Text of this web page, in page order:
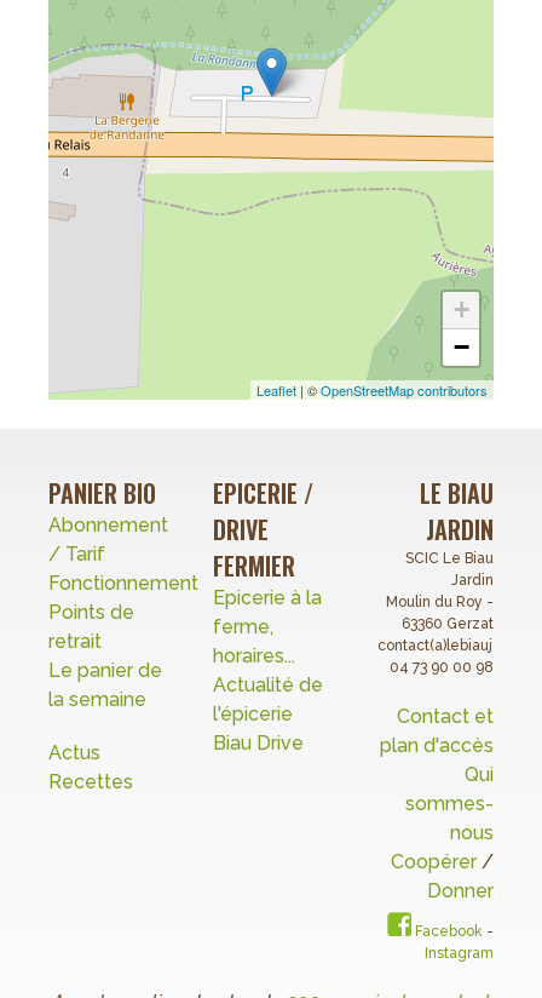
+
−
Leaflet | ©OpenStreetMap contributors
PANIER BIO
Abonnement
/ Tarif
Fonctionnement
Points de
retrait
Le panier de
la semaine
Actus
Recettes
EPICERIE /
DRIVE
FERMIER
Epicerie à la
ferme,
horaires...
Actualité de
l'épicerie
Biau Drive
LE BIAU
JARDIN
SCIC Le Biau
Jardin
Moulin du Roy -
63360 Gerzat
04 73 90 00 98
Contact et
plan d'accès
Qui
sommes-
nous
Coopérer/
Donner
Facebook-
Instagram